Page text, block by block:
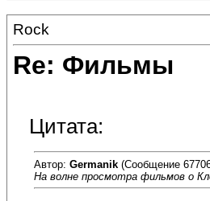
Rock
Re: Фильмы
Цитата:
Автор: Germanik (Сообщение
На волне просмотра фильмов о